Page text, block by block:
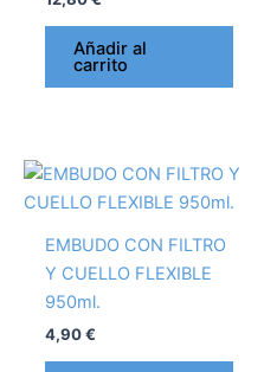
Añadir al
carrito
EMBUDO CON FILTRO
Y CUELLO FLEXIBLE
950ml.
4,90€